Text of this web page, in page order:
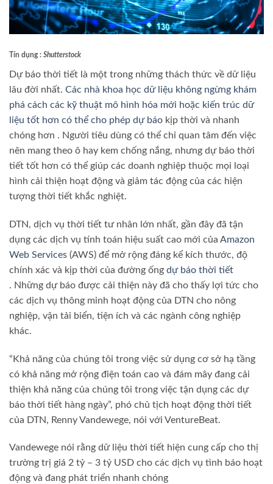
Tín dụng : Shutterstock
Dự báo thời tiết là một trong những thách thức về dữ liệu
lâu đời nhất. Các nhà khoa học dữ liệu không ngừng khám
phá cách các kỹ thuật mô hình hóa mới hoặc kiến ​​trúc dữ
liệu tốt hơn có thể cho phép dự báo kịp thời và nhanh
chóng hơn . Người tiêu dùng có thể chỉ quan tâm đến việc
nên mang theo ô hay kem chống nắng, nhưng dự báo thời
tiết tốt hơn có thể giúp các doanh nghiệp thuộc mọi loại
hình cải thiện hoạt động và giảm tác động của các hiện
tượng thời tiết khắc nghiệt.
DTN, dịch vụ thời tiết tư nhân lớn nhất, gần đây đã tận
dụng các dịch vụ tính toán hiệu suất cao mới của Amazon
Web Services (AWS) để mở rộng đáng kể kích thước, độ
chính xác và kịp thời của đường ống dự báo thời tiết
. Những dự báo được cải thiện này đã cho thấy lợi tức cho
các dịch vụ thông minh hoạt động của DTN cho nông
nghiệp, vận tải biển, tiện ích và các ngành công nghiệp
khác.
“Khả năng của chúng tôi trong việc sử dụng cơ sở hạ tầng
có khả năng mở rộng điện toán cao và đám mây đang cải
thiện khả năng của chúng tôi trong việc tận dụng các dự
báo thời tiết hàng ngày”, phó chủ tịch hoạt động thời tiết
của DTN, Renny Vandewege, nói với VentureBeat.
Vandewege nói rằng dữ liệu thời tiết hiện cung cấp cho thị
trường trị giá 2 tỷ – 3 tỷ USD cho các dịch vụ tình báo hoạt
động và đang phát triển nhanh chóng